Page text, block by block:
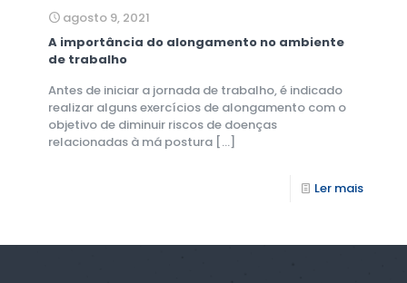
agosto 9, 2021
A importância do alongamento no ambiente
de trabalho
Antes de iniciar a jornada de trabalho, é indicado
realizar alguns exercícios de alongamento com o
objetivo de diminuir riscos de doenças
relacionadas à má postura […]
Ler mais